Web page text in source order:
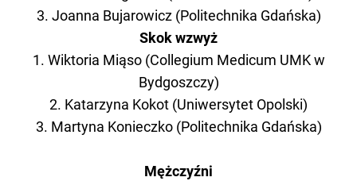
3. Joanna Bujarowicz (Politechnika Gdańska)
Skok wzwyż
1. Wiktoria Miąso (Collegium Medicum UMK w
Bydgoszczy)
2. Katarzyna Kokot (Uniwersytet Opolski)
3. Martyna Konieczko (Politechnika Gdańska)
Mężczyźni